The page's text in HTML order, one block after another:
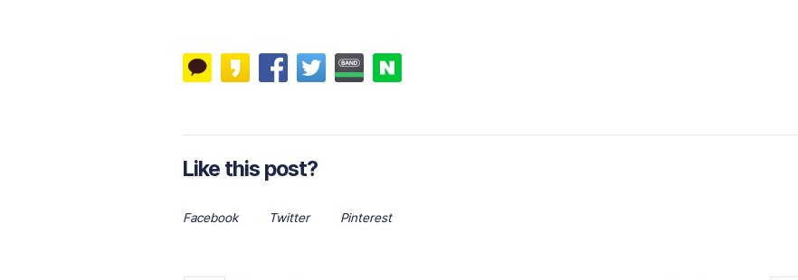
Like this post?
Facebook Twitter Pinterest